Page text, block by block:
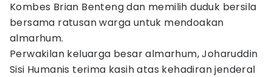
Kombes Brian Benteng dan memilih duduk bersila
bersama ratusan warga untuk mendoakan
almarhum.
Perwakilan keluarga besar almarhum, Joharuddin
Sisi Humanis terima kasih atas kehadiran jenderal